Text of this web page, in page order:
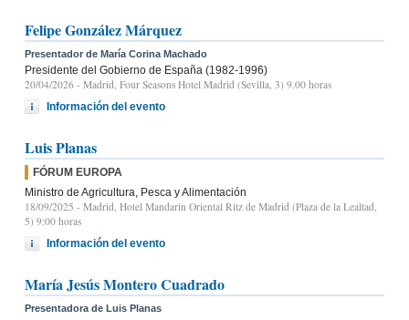
Felipe González Márquez
Presentador de María Corina Machado
Presidente del Gobierno de España (1982-1996)
20/04/2026 - Madrid, Four Seasons Hotel Madrid (Sevilla, 3) 9.00 horas
Información del evento
Luis Planas
FÓRUM EUROPA
Ministro de Agricultura, Pesca y Alimentación
18/09/2025 - Madrid, Hotel Mandarin Oriental Ritz de Madrid (Plaza de la Lealtad,
5) 9:00 horas
Información del evento
María Jesús Montero Cuadrado
Presentadora de Luis Planas